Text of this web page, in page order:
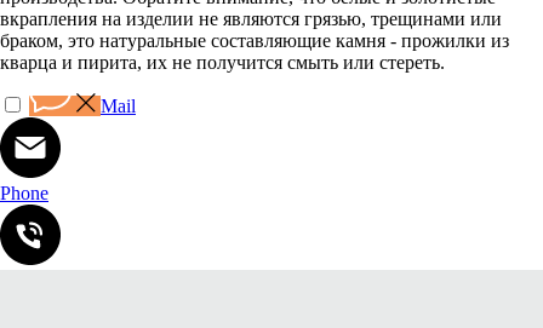
вкрапления на изделии не являются грязью, трещинами или
браком, это натуральные составляющие камня - прожилки из
кварца и пирита, их не получится смыть или стереть.
Mail
Phone